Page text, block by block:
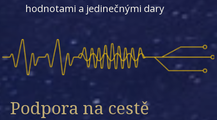
hodnotami a jedinečnými dary
Podpora na cestě